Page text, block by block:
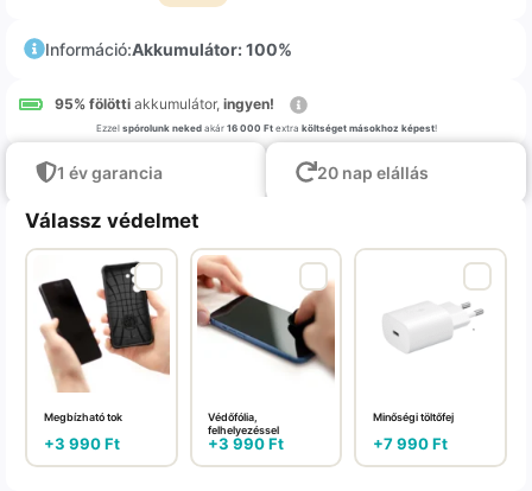
Információ:Akkumulátor: 100%
95% fölötti akkumulátor, ingyen!
Ezzel spórolunk nekedakár 16 000 Ftextra költséget másokhoz képest!
1 év garancia 20 nap elállás
Válassz védelmet
Megbízható tok
+3 990Ft
Védőfólia,
felhelyezéssel
+3 990Ft
Minőségi töltőfej
+7 990Ft